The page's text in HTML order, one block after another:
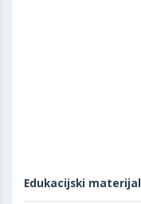
Edukacijski materijal